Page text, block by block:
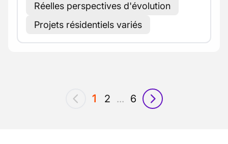
Réelles perspectives d'évolution
Projets résidentiels variés
précédent
1 2 ... 6
suivant